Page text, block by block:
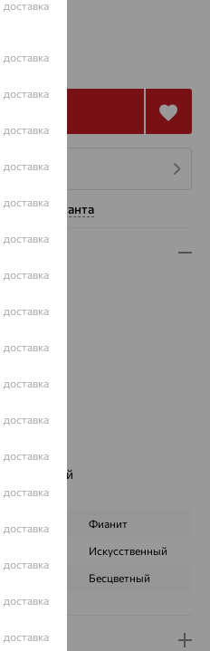
размер
₽
консультанта
Фиолетовый
Фианит
Искусственный
Бесцветный
доставка
доставка
доставка
доставка
доставка
доставка
доставка
доставка
доставка
доставка
доставка
доставка
доставка
доставка
доставка
доставка
доставка
доставка